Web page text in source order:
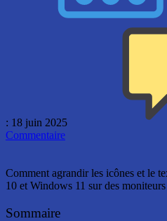
: 18 juin 2025
Commentaire
Comment agrandir les icônes et le
10 et Windows 11 sur des
Sommaire